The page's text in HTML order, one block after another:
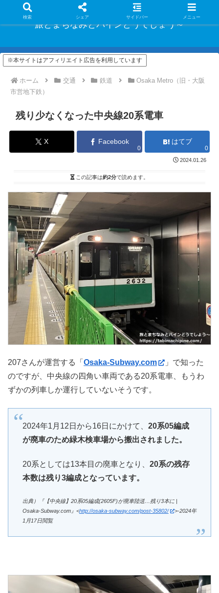
旅とまちなみとパインどうでしょう～
※本サイトはアフィリエイト広告を利用しています
ホーム 交通 鉄道
Osaka Metro（旧・大阪
市営地下鉄）
残り少なくなった中央線20系電車
X Facebook
0
はてブ
0
2024.01.26
この記事は約2分で読めます。
207さんが運営する「 Osaka-Subway.com
」で知った
のですが、中央線の四角い車両である20系電車、もうわ
ずかの列車しか運行していないそうです。
2024年1月12日から16日にかけて、 20系05編成
が廃車のため緑木検車場から搬出されました。
20系としては13本目の廃車となり、 20系の残存
本数は残り3編成となっています。
出典）『【中央線】20系05編成(2605F)が廃車陸送…残り3本に |
Osaka-Subway.com』<http://osaka-subway.com/post-35802/
>-2024年
1月17日閲覧
検索 シェア サイドバー メニュー